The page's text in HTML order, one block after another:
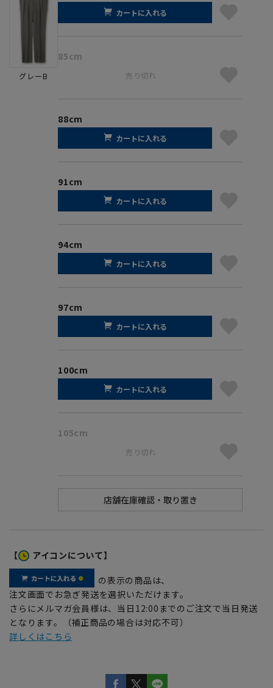
グレーB
カートに入れる
85cm
売り切れ
88cm
カートに入れる
91cm
カートに入れる
94cm
カートに入れる
97cm
カートに入れる
100cm
カートに入れる
105cm
売り切れ
【 アイコンについて】
の表示の商品は、
注文画面でお急ぎ発送を選択いただけます。
さらにメルマガ会員様は、当日12:00までのご注文で当日発送
となります。（補正商品の場合は対応不可）
詳しくはこちら